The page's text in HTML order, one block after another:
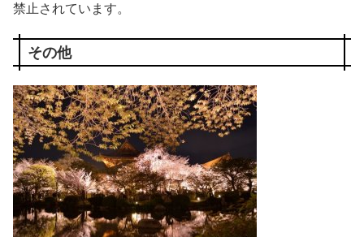
禁止されています。
その他